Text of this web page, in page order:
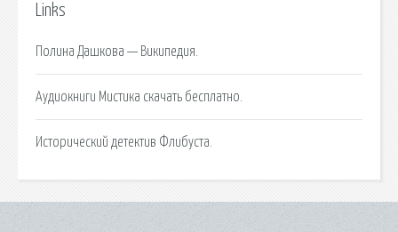
Links
Полина Дашкова — Википедия.
Аудиокниги Мистика скачать бесплатно.
Исторический детектив Флибуста.